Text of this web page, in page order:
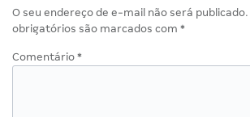
O seu endereço de e-mail não será publicado.
obrigatórios são marcados com *
Comentário *